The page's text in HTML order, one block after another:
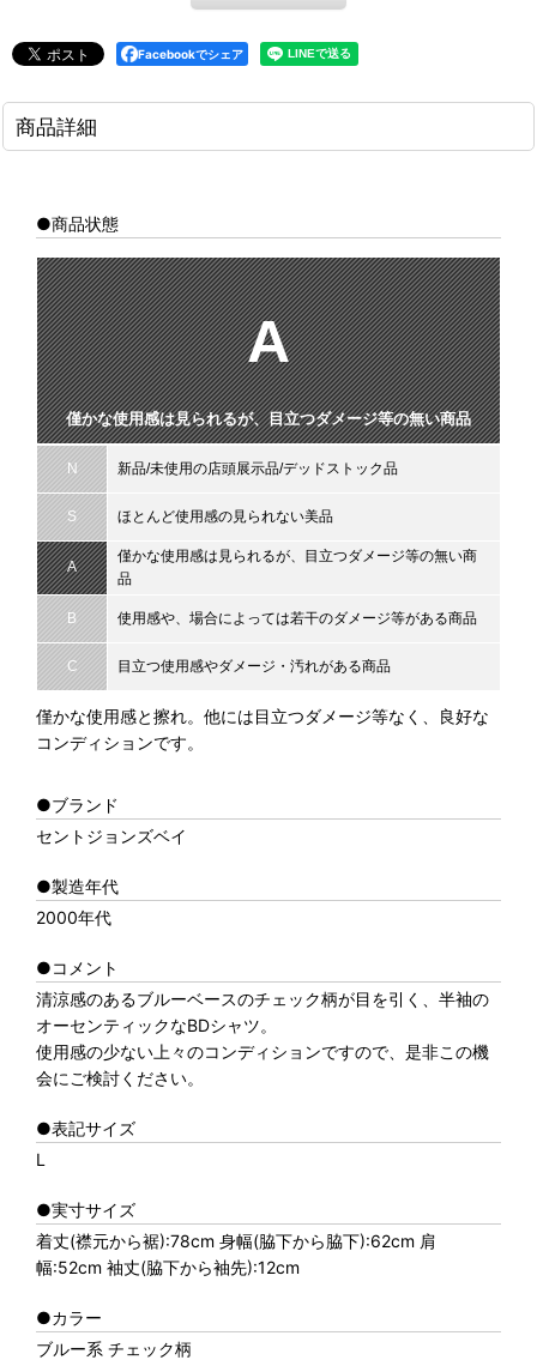
Facebookでシェア
商品詳細
●商品状態
A
僅かな使用感は見られるが、目立つダメージ等の無い商品
N 新品/未使用の店頭展示品/デッドストック品
S ほとんど使用感の見られない美品
A
僅かな使用感は見られるが、目立つダメージ等の無い商
品
B 使用感や、場合によっては若干のダメージ等がある商品
C 目立つ使用感やダメージ・汚れがある商品
僅かな使用感と擦れ。他には目立つダメージ等なく、良好な
コンディションです。
●ブランド
セントジョンズベイ
●製造年代
2000年代
●コメント
清涼感のあるブルーベースのチェック柄が目を引く、半袖の
オーセンティックなBDシャツ。
使用感の少ない上々のコンディションですので、是非この機
会にご検討ください。
●表記サイズ
L
●実寸サイズ
着丈(襟元から裾):78cm 身幅(脇下から脇下):62cm 肩
幅:52cm 袖丈(脇下から袖先):12cm
●カラー
ブルー系 チェック柄